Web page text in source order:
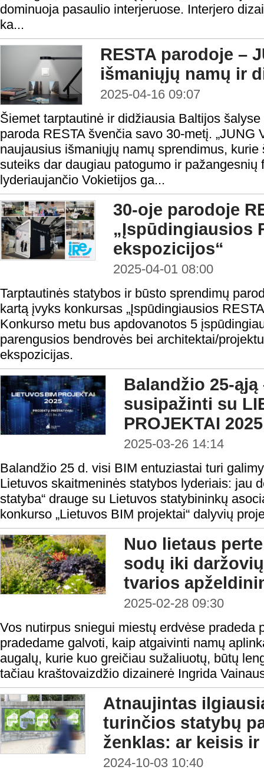
dominuoja pasaulio interjeruose. Interjero
ka...
RESTA parodoje –
išmaniųjų namų ir
2025-04-16 09:07
Šiemet tarptautinė ir didžiausia Baltijos
paroda RESTA švenčia savo 30-metį. „JUNG
naujausius išmaniųjų namų sprendimus,
suteiks dar daugiau patogumo ir pažangesnių
lyderiaujančio Vokietijos ga...
30-oje parodoje
„Įspūdingiausios
ekspozicijos“
2025-04-01 08:00
Tarptautinės statybos ir būsto sprendimų
kartą įvyks konkursas „Įspūdingiausios
Konkurso metu bus apdovanotos 5
parengusios bendrovės bei architektai/
ekspozicijas.
Balandžio 25-
susipažinti su
PROJEKTAI
2025-03-26 14:14
Balandžio 25 d. visi BIM entuziastai turi
Lietuvos skaitmeninės statybos lyderiais: jau
statyba“ drauge su Lietuvos statybininkų
konkurso „Lietuvos BIM projektai“ dalyvių
Nuo lietaus
sodų iki
tvarios
2025-02-28 09:30
Vos nutirpus sniegui miestų erdvėse pradeda
pradedame galvoti, kaip atgaivinti namų
augalų, kurie kuo greičiau sužaliuotų, būtų
tačiau kraštovaizdžio dizainerė Ingrida
Atnaujintas
turinčios statybų
ženklas: ar keisis
2024-10-03 10:40